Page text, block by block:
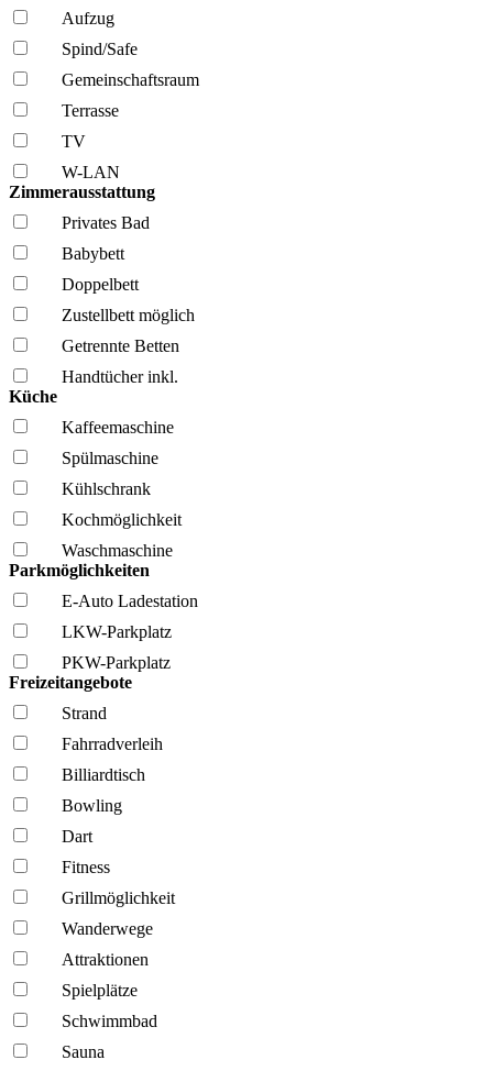
Aufzug
Spind/Safe
Gemeinschafts­raum
Terrasse
TV
W-LAN
Zimmerausstattung
Privates Bad
Babybett
Doppelbett
Zustellbett möglich
Getrennte Betten
Handtücher inkl.
Küche
Kaffee­maschine
Spül­maschine
Kühl­schrank
Kochmöglich­keit
Wasch­maschine
Parkmöglichkeiten
E-Auto Ladestation
LKW-Parkplatz
PKW-Parkplatz
Freizeitangebote
Strand
Fahrrad­verleih
Billiardtisch
Bowling
Dart
Fitness
Grillmöglich­keit
Wanderwege
Attraktionen
Spielplätze
Schwimmbad
Sauna